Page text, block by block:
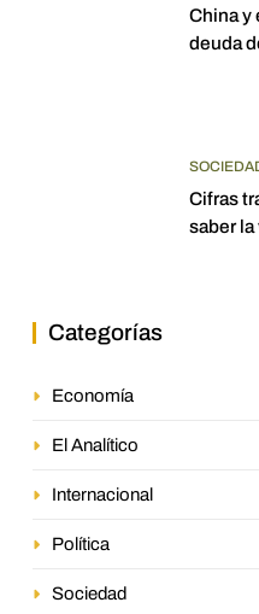
China y
deuda
Cifras
saber la
Categorías
Economía
El Analítico
Internacional
Política
Sociedad